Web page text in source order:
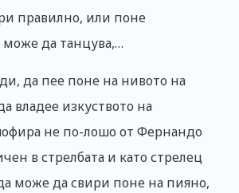
правилно, или поне
да танцува,…
да пее поне на нивото на
владее изкуството на
не по-лошо от Фернандо
в стрелбата и като стрелец
може да свири поне на пияно,